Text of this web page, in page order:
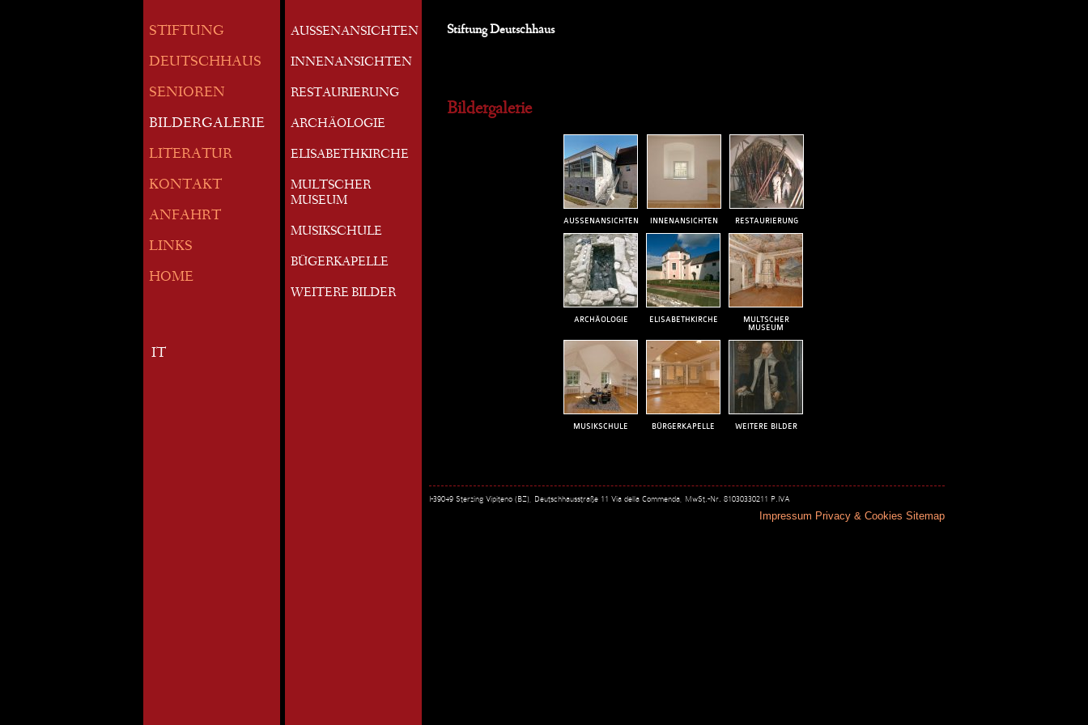
STIFTUNG
DEUTSCHHAUS
SENIOREN
BILDERGALERIE
LITERATUR
KONTAKT
ANFAHRT
LINKS
HOME
IT
AUSSENANSICHTEN
INNENANSICHTEN
RESTAURIERUNG
ARCHÄOLOGIE
ELISABETHKIRCHE
MULTSCHER
MUSEUM
MUSIKSCHULE
BÜGERKAPELLE
WEITERE BILDER
Stiftung Deutschhaus
Bildergalerie
AUSSENANSICHTEN INNENANSICHTEN RESTAURIERUNG
ARCHÄOLOGIE ELISABETHKIRCHE
MULTSCHER
MUSEUM
MUSIKSCHULE BÜRGERKAPELLE WEITERE BILDER
I-39049 Sterzing Vipiteno (BZ), Deutschhausstraße 11 Via della Commenda, MwSt.-Nr. 81030330211 P.IVA
Impressum Privacy & Cookies Sitemap